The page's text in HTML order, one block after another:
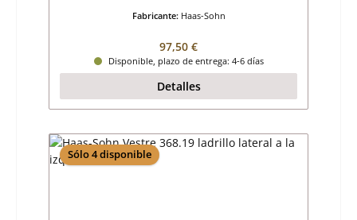
Fabricante: Haas-Sohn
Precio normal:
97,50 €
Disponible, plazo de entrega: 4-6 días
Detalles
Sólo 4 disponible